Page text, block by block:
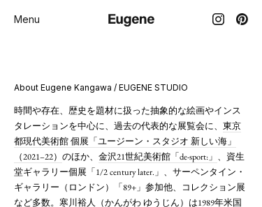
Menu
About Eugene Kangawa / EUGENE STUDIO
時間や存在、歴史を題材に扱った抽象的な絵画やインス
タレーションを中心に、過去の代表的な展覧会に、 東京
都現代美術館 個展「ユージーン・スタジオ 新しい海」
（2021–22） のほか、 金沢21世紀美術館「de-sport:」 、資生
堂ギャラリー個展「1/2 century later.」、サーペンタイン・
ギャラリー（ロンドン）「89+」参加他、コレクション展
など多数。寒川裕人（かんがわ ゆうじん）は1989年米国